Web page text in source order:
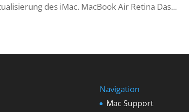
des iMac. MacBook Air Retina Das...
Navigation
Mac Support